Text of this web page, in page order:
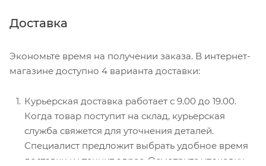
перенаправит вас на сервер системы ASSIST.
Здесь нужно ввести номер карты, срок действия
Электронные системы при онлайн-заказе:
PayPal, WebMoney и Яндекс.Деньги. Для
совершения покупки система перенаправит вас
на страницу платежного сервиса. Здесь
Доставка
Экономьте время на получении заказа. В интернет-
магазине доступно 4 варианта доставки:
Курьерская доставка работает с 9.00 до 19.00.
Когда товар поступит на склад, курьерская
служба свяжется для уточнения деталей.
Специалист предложит выбрать удобное время
доставки и уточнит адрес. Осмотрите упаковку